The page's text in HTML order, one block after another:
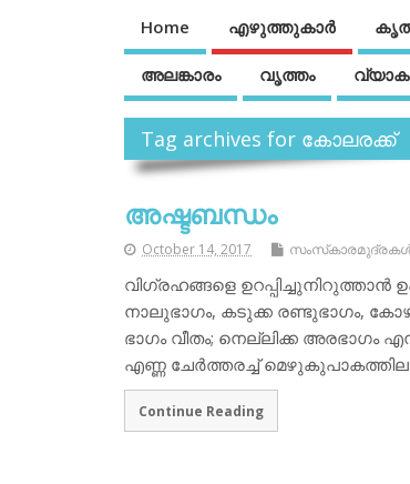
Home എഴുത്തുകാര്‍
അലങ്കാരം വൃത്തം
Tag archives for കോലരക്ക്
അഷ്ടബന്ധം
October 14, 2017
വിഗ്രഹങ്ങളെ
നാലുഭാഗം, കടുക്ക രണ്ടുഭാഗം,
ഭാഗം വീതം; നെല്ലിക്ക
എണ്ണ ചേര്‍ത്തരച്ച്
Continue Reading